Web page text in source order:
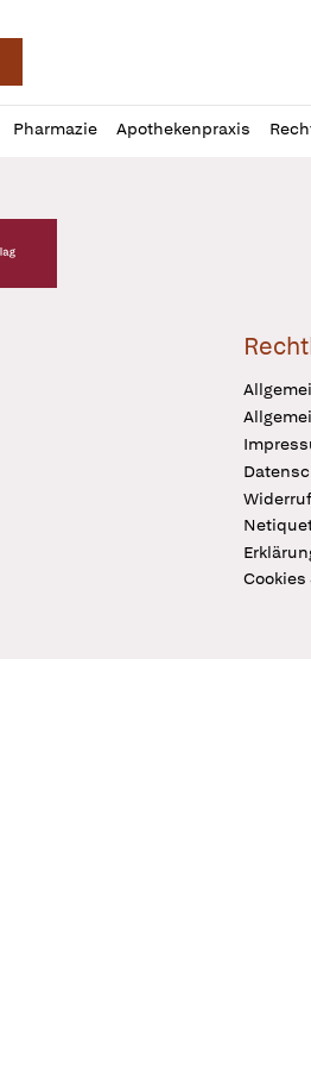
Pharmazie Apothekenpraxis
Verlag Logo
Cookies